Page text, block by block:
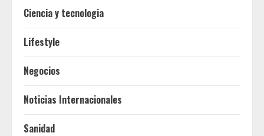
Ciencia y tecnologia
Lifestyle
Negocios
Noticias Internacionales
Sanidad